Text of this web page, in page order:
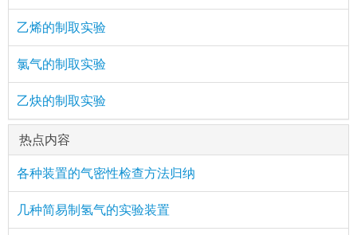
乙烯的制取实验
氯气的制取实验
乙炔的制取实验
热点内容
各种装置的气密性检查方法归纳
几种简易制氢气的实验装置